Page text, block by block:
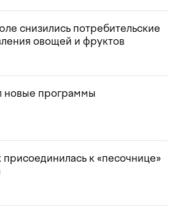
снизились потребительские
овощей и фруктов
новые программы
присоединилась к «песочнице»